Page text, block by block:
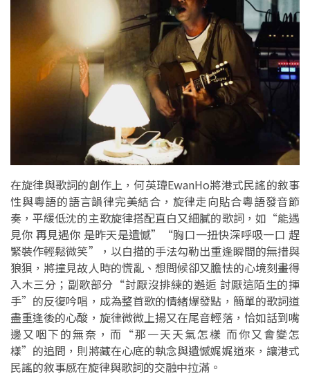
在旋律與歌詞的創作上，何英瑋EwanHo將港式民謠的敘事
性與粵語的語言韻律完美結合，旋律走向貼合粵語發音節
奏，平緩低沈的主歌旋律搭配直白又細膩的歌詞，如“能遇
見你 再見遇你 是昨天是遺憾”“胸口一扭快深呼吸一口 趕
緊裝作輕鬆微笑”，以白描的手法勾勒出重逢瞬間的無措與
狼狽，將撞見故人時的慌亂、想問候卻又膽怯的心境刻畫得
入木三分；副歌部分“討厭沒排練的邂逅 討厭這陌生的揮
手”的反復吟唱，成為整首歌的情緒爆發點，簡單的歌詞道
盡重逢後的心酸，旋律微微上揚又在尾音輕落，恰如話到嘴
邊又咽下的無奈，而“那一天天氣怎樣 而你又會變怎
樣”的追問，則將藏在心底的執念與遺憾娓娓道來，讓港式
民謠的敘事感在旋律與歌詞的交融中拉滿。